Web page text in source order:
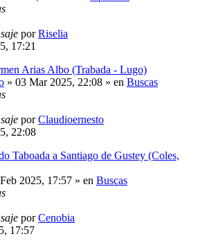
porRiselia
17:21
Arias Albo (Trabada - Lugo)
» 03 Mar 2025, 22:08 » en Buscas
porClaudioernesto
22:08
Taboada a Santiago de Gustey (Coles,
2025, 17:57 » en Buscas
porCenobia
17:57